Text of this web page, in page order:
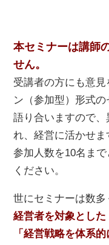
本セミナーは講師
せん。
受講者の方にも意
ン（参加型）形式の
語り合いますので
れ、経営に活かせま
参加人数を10名ま
ください。
世にセミナーは数多
経営者を対象とした
「経営戦略を体系